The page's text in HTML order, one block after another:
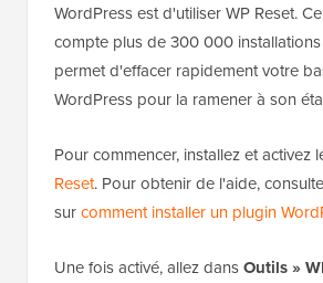
WordPress est d'utiliser WP Reset.
compte plus de 300 000
permet d'effacer rapidement votre
WordPress pour la ramener à son
Pour commencer, installez et activez
Reset. Pour obtenir de l'aide,
surcomment installer un plugin
Une fois activé, allez dansOutils »